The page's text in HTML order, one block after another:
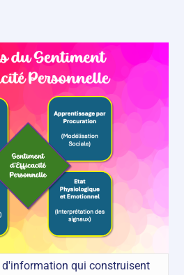
d'information qui construisent